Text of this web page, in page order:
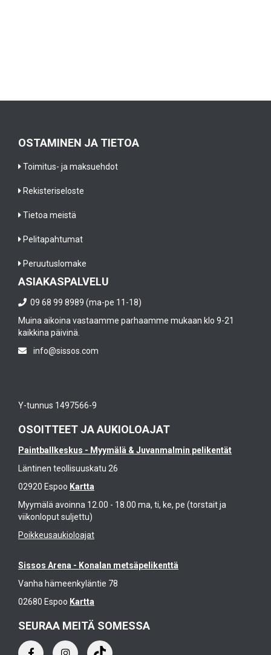
OSTAMINEN JA TIETOA
Toimitus- ja maksuehdot
Rekisteriseloste
Tietoa meistä
Pelitapahtumat
Peruutuslomake
ASIAKASPALVELU
09 68 99 8989 (ma-pe 11-18)
Muina aikoina vastaamme parhaamme mukaan klo 9-21
kaikkina päivinä.
info@sissos.com
Y-tunnus 1497566-9
OSOITTEET JA AUKIOLOAJAT
Paintballkeskus - Myymälä & Juvanmalmin pelikentät
Läntinen teollisuuskatu 26
02920 Espoo Kartta
Myymälä avoinna 12.00 - 18.00 ma, ti, ke, pe (torstait ja
viikonloput suljettu)
Poikkeusaukioloajat
Sissos Arena - Konalan metsäpelikenttä
Vanha hämeenkyläntie 78
02680 Espoo Kartta
SEURAA MEITÄ SOMESSA